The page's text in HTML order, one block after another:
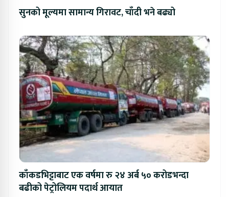
सुनको मूल्यमा सामान्य गिरावट, चाँदी भने बढ्यो
काँकडभिट्टाबाट एक वर्षमा रु २४ अर्ब ५० करोडभन्दा
बढीको पेट्रोलियम पदार्थ आयात